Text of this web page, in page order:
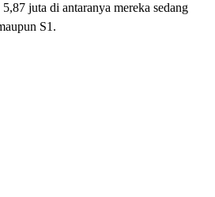
juta di antaranya mereka sedang
S1.